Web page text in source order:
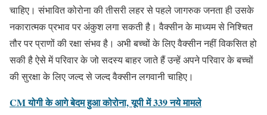
चाहिए। संभावित कोरोना की तीसरी लहर से पहले जागरुक जनता ही उसके
नकारात्मक प्रभाव पर अंकुश लगा सकती है। वैक्सीन के माध्यम से निश्चित
तौर पर प्राणों की रक्षा संभव है। अभी बच्चों के लिए वैक्सीन नहीं विकसित हो
सकी है ऐसे में परिवार के जो सदस्य बाहर जाते हैं उन्हें अपने परिवार के बच्चों
की सुरक्षा के लिए जल्द से जल्द वैक्सीन लगवानी चाहिए।
CM योगी के आगे बेदम हुआ कोरोना, यूपी में 339 नये मामले